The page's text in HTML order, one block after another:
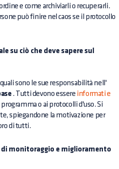
e come archiviarli o recuperarli.
può finire nel caos se il protocollo
su ciò che deve sapere sul
sono le sue responsabilità nell'
. Tutti devono essere informati e
o ai protocolli d'uso. Si
spiegandone la motivazione per
di tutti.
monitoraggio e miglioramento